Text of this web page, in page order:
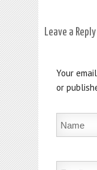
Leave a Reply
Your
or